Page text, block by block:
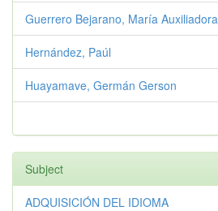
Guerrero Bejarano, María Auxiliadora
Hernández, Paúl
Huayamave, Germán Gerson
Subject
ADQUISICIÓN DEL IDIOMA